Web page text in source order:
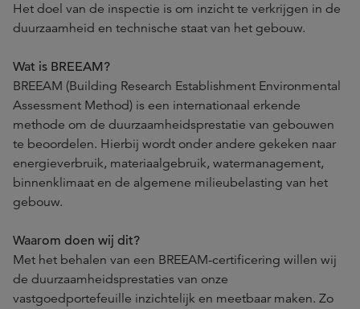
Het doel van de inspectie is om inzicht te verkrijgen in de
duurzaamheid en technische staat van het gebouw.
Wat is BREEAM?
BREEAM (Building Research Establishment Environmental
Assessment Method) is een internationaal erkende
methode om de duurzaamheidsprestatie van gebouwen
te beoordelen. Hierbij wordt onder andere gekeken naar
energieverbruik, materiaalgebruik, watermanagement,
binnenklimaat en de algemene milieubelasting van het
gebouw.
Waarom doen wij dit?
Met het behalen van een BREEAM-certificering willen wij
de duurzaamheidsprestaties van onze
vastgoedportefeuille inzichtelijk en meetbaar maken. Zo